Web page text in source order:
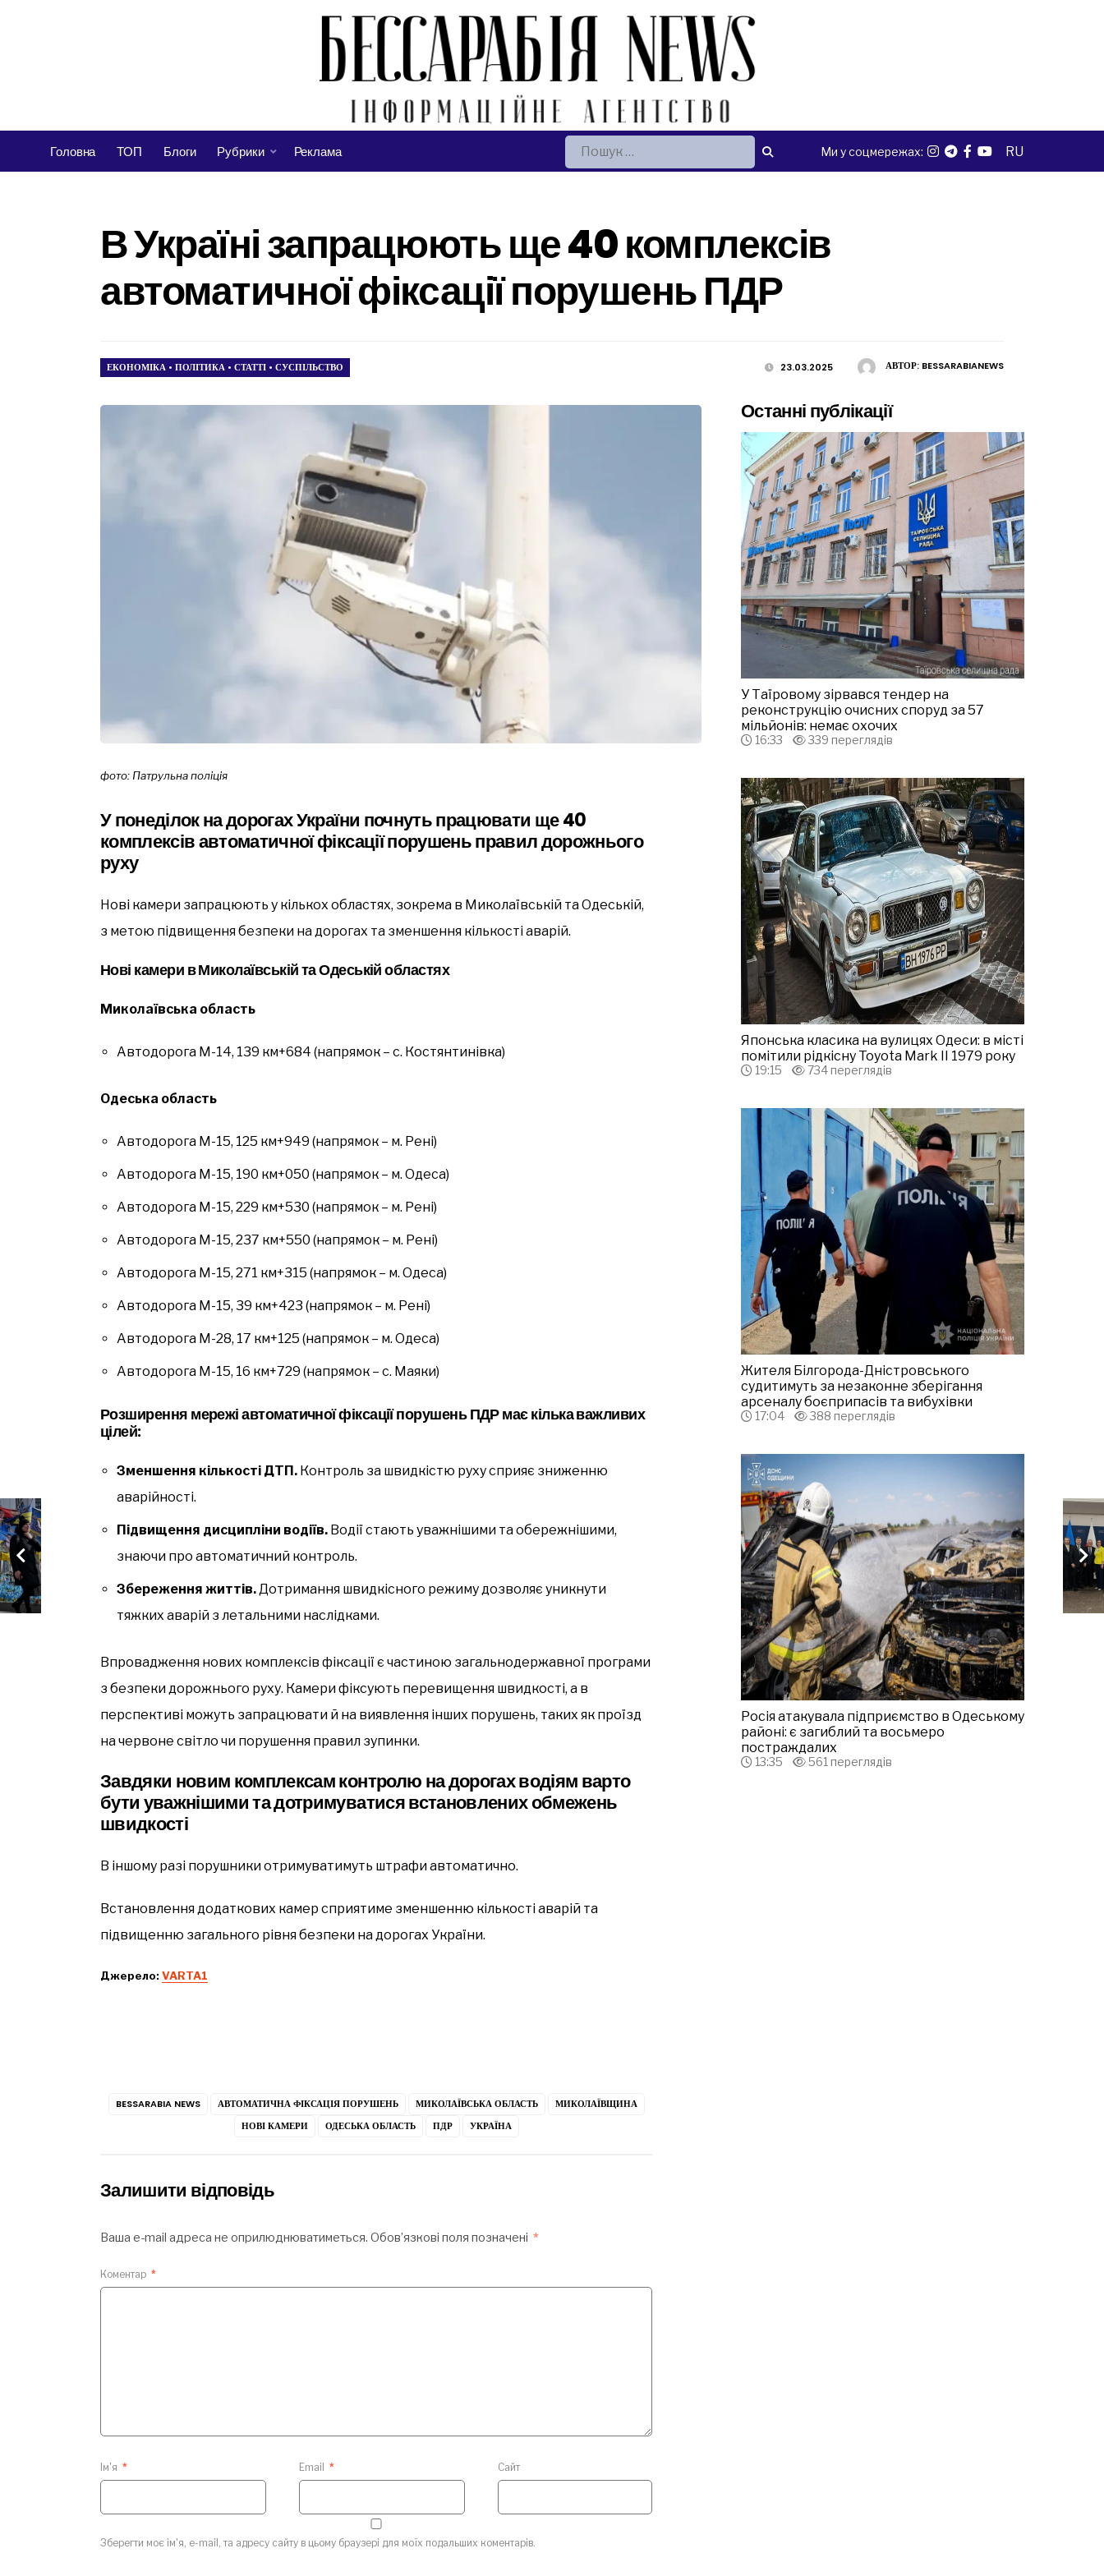
Головна ТОП Блоги Рубрики Реклама Пошук: Ми у соцмережах: RU
В Україні запрацюють ще 40 комплексів
автоматичної фіксації порушень ПДР
АВТОР: BESSARABIANEWS
23.03.2025
ЕКОНОМІКА • ПОЛІТИКА • СТАТТІ • СУСПІЛЬСТВО
фото: Патрульна поліція
У понеділок на дорогах України почнуть працювати ще 40
комплексів автоматичної фіксації порушень правил дорожнього
руху
Нові камери запрацюють у кількох областях, зокрема в Миколаївській та Одеській,
з метою підвищення безпеки на дорогах та зменшення кількості аварій.
Нові камери в Миколаївській та Одеській областях
Миколаївська область
Автодорога М-14, 139 км+684 (напрямок – с. Костянтинівка)
Одеська область
Автодорога М-15, 125 км+949 (напрямок – м. Рені)
Автодорога М-15, 190 км+050 (напрямок – м. Одеса)
Автодорога М-15, 229 км+530 (напрямок – м. Рені)
Автодорога М-15, 237 км+550 (напрямок – м. Рені)
Автодорога М-15, 271 км+315 (напрямок – м. Одеса)
Автодорога М-15, 39 км+423 (напрямок – м. Рені)
Автодорога М-28, 17 км+125 (напрямок – м. Одеса)
Автодорога М-15, 16 км+729 (напрямок – с. Маяки)
Розширення мережі автоматичної фіксації порушень ПДР має кілька важливих
цілей:
Зменшення кількості ДТП. Контроль за швидкістю руху сприяє зниженню
аварійності.
Підвищення дисципліни водіїв. Водії стають уважнішими та обережнішими,
знаючи про автоматичний контроль.
Збереження життів. Дотримання швидкісного режиму дозволяє уникнути
тяжких аварій з летальними наслідками.
Впровадження нових комплексів фіксації є частиною загальнодержавної програми
з безпеки дорожнього руху. Камери фіксують перевищення швидкості, а в
перспективі можуть запрацювати й на виявлення інших порушень, таких як проїзд
на червоне світло чи порушення правил зупинки.
Завдяки новим комплексам контролю на дорогах водіям варто
бути уважнішими та дотримуватися встановлених обмежень
швидкості
В іншому разі порушники отримуватимуть штрафи автоматично.
Встановлення додаткових камер сприятиме зменшенню кількості аварій та
підвищенню загального рівня безпеки на дорогах України.
Джерело: VARTA1
BESSARABIA NEWS АВТОМАТИЧНА ФІКСАЦІЯ ПОРУШЕНЬ МИКОЛАЇВСЬКА ОБЛАСТЬ
МИКОЛАЇВЩИНА
НОВІ КАМЕРИ
ОДЕСЬКА ОБЛАСТЬ ПДР УКРАЇНА
Залишити відповідь
Ваша e-mail адреса не оприлюднюватиметься. Обов’язкові поля позначені *
Коментар *
Ім'я * Email * Сайт
Зберегти моє ім'я, e-mail, та адресу сайту в цьому браузері для моїх подальших коментарів.
Останні публікації
У Таїровому зірвався тендер на
реконструкцію очисних споруд за 57
мільйонів: немає охочих
16:33 339 переглядів
Японська класика на вулицях Одеси: в місті
помітили рідкісну Toyota Mark II 1979 року
19:15 734 переглядів
Жителя Білгорода-Дністровського
судитимуть за незаконне зберігання
арсеналу боєприпасів та вибухівки
17:04 388 переглядів
Росія атакувала підприємство в Одеському
районі: є загиблий та восьмеро
постраждалих
13:35 561 переглядів